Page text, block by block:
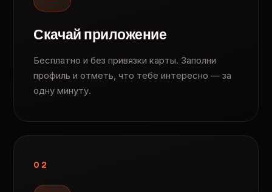
Скачай приложение
Бесплатно и без привязки карты. Заполни
профиль и отметь, что тебе интересно — за
одну минуту.
02